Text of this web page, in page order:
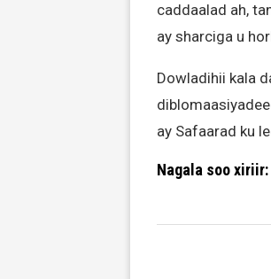
caddaalad ah,
ay sharciga u
Dowladihii kala
ay Safaarad ku
Nagala soo